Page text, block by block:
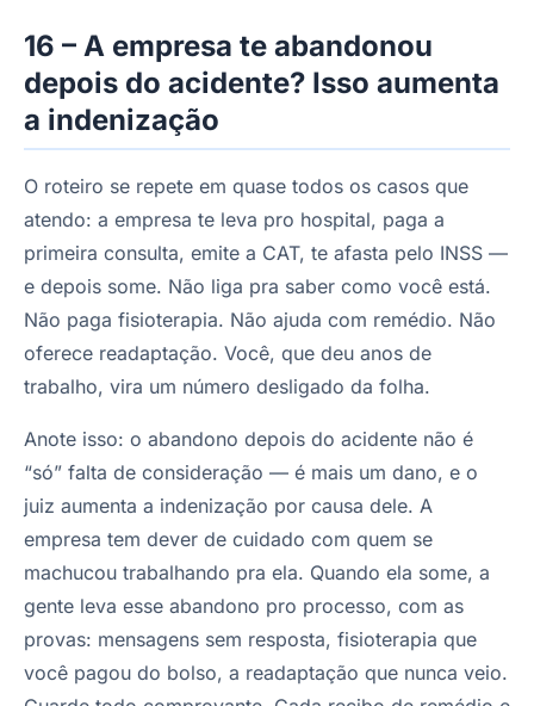
16 – A empresa te abandonou
depois do acidente? Isso aumenta
a indenização
O roteiro se repete em quase todos os casos que
atendo: a empresa te leva pro hospital, paga a
primeira consulta, emite a CAT, te afasta pelo INSS —
e depois some. Não liga pra saber como você está.
Não paga fisioterapia. Não ajuda com remédio. Não
oferece readaptação. Você, que deu anos de
trabalho, vira um número desligado da folha.
Anote isso: o abandono depois do acidente não é
“só” falta de consideração — é mais um dano, e o
juiz aumenta a indenização por causa dele. A
empresa tem dever de cuidado com quem se
machucou trabalhando pra ela. Quando ela some, a
gente leva esse abandono pro processo, com as
provas: mensagens sem resposta, fisioterapia que
você pagou do bolso, a readaptação que nunca veio.